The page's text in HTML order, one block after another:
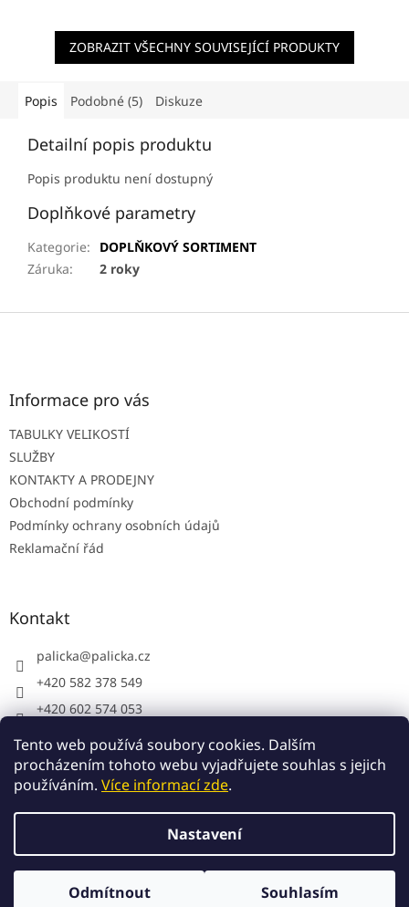
Tento web používá soubory cookies. Dalším
procházením tohoto webu vyjadřujete souhlas s jejich
používáním. Více informací zde.
Nastavení
Odmítnout Souhlasím
ZOBRAZIT VŠECHNY SOUVISEJÍCÍ PRODUKTY
Popis Podobné (5) Diskuze
Detailní popis produktu
Popis produktu není dostupný
Doplňkové parametry
Kategorie:
DOPLŇKOVÝ SORTIMENT
Záruka: 2 roky
Z
Informace pro vás
TABULKY VELIKOSTÍ
SLUŽBY
KONTAKTY A PRODEJNY
Obchodní podmínky
Podmínky ochrany osobních údajů
Reklamační řád
Kontakt
palicka@palicka.cz
+420 582 378 549
+420 602 574 053
Palička s.r.o. - pracovní oděvy
Copyright 2026Palička.cz. Všechna práva vyhrazena.
Upravit nastavení cookies